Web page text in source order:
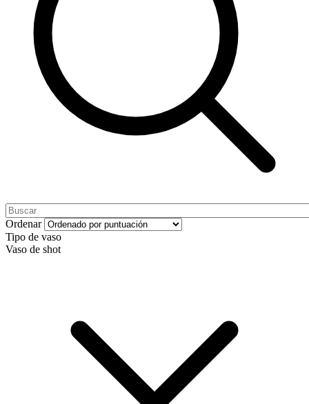
Ordenar
Tipo de vaso
Vaso de shot